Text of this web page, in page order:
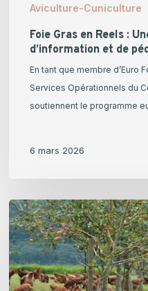
Aviculture-Cuniculture
Foie Gras en Reels :
d’information et de
En tant que membre d’Euro
Services Opérationnels du
soutiennent le programme
6 mars 2026
Normes
de
commercialisation
:
Maintien